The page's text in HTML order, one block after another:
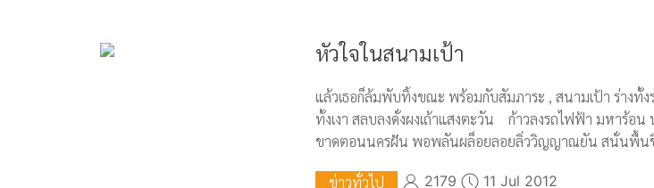
หัวใจในสนามเป้า
แล้วเธอก็ล้มพับทิ้งขณะ พร้อมกับสัมภาระ , สนามเป้า ร่างทั้งร่
ทั้งเงา สลบลงดั่งผงเถ้าแสงตะวัน ก้าวลงรถไฟฟ้า มหาร้อน
ขาดตอนนครฝัน พอพลันผล็อยลอยลิ่ววิญญาณยัน สนั่นพื้น
ข่าวทั่วไป 2179 11 Jul 2012